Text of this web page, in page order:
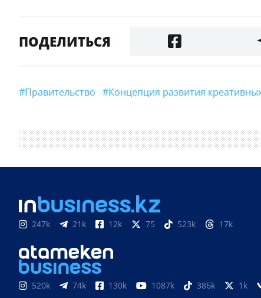
ПОДЕЛИТЬСЯ
#правительство #Концепция развития
247k 21k 12k 75 523k 17k
520k 74k 130k 1087k 386k 1k